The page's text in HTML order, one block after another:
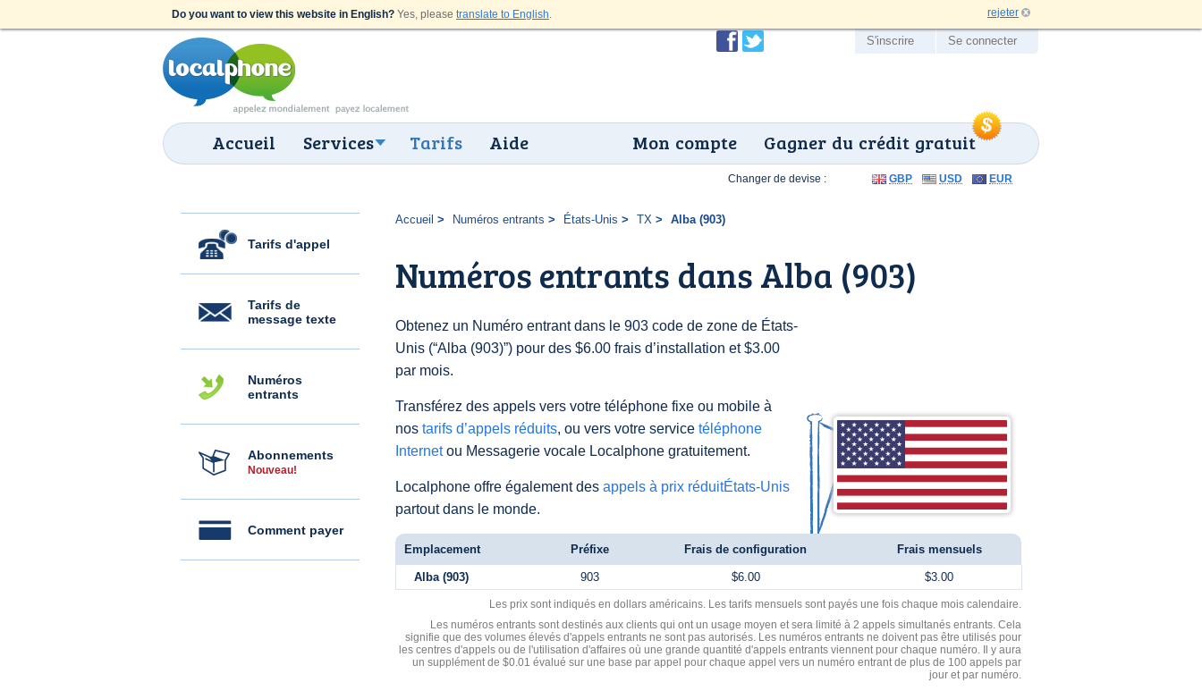
Do you want to view this website in English? Yes, please translate to English. rejeter
Accueil Services Tarifs Aide Gagner du crédit gratuit
Mon compte
S'inscrire Se connecter
Tarifs d'appel
Tarifs de
message texte
Numéros
entrants
Abonnements
Nouveau!
Comment payer
Accueil Numéros entrants États-Unis TX Alba (903)
Numéros entrants dans Alba (903)
Obtenez un Numéro entrant dans le 903 code de zone de États-
Unis (“Alba (903)”) pour des $6.00 frais d’installation et $3.00
par mois.
Transférez des appels vers votre téléphone fixe ou mobile à
nos tarifs d’appels réduits, ou vers votre service téléphone
Internetou Messagerie vocale Localphone gratuitement.
Localphone offre également des appels à prix réduitÉtats-Unis
partout dans le monde.
Changer de devise : GBP USD EUR
Emplacement Préfixe Frais de configuration Frais mensuels
Alba (903) 903 $6.00 $3.00
Les prix sont indiqués en dollars américains. Les tarifs mensuels sont payés une fois chaque mois calendaire.
Les numéros entrants sont destinés aux clients qui ont un usage moyen et sera limité à 2 appels simultanés entrants. Cela
signifie que des volumes élevés d'appels entrants ne sont pas autorisés. Les numéros entrants ne doivent pas être utilisés pour
les centres d'appels ou de l'utilisation d'affaires où une grande quantité d'appels entrants viennent pour chaque numéro. Il y aura
un supplément de $0.01 évalué sur une base par appel pour chaque appel vers un numéro entrant de plus de 100 appels par
jour et par numéro.